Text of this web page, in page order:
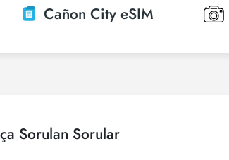
Cañon City eSIM
Sorulan Sorular